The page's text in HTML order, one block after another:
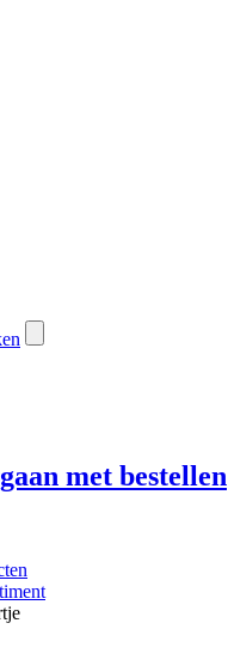
met bestellen